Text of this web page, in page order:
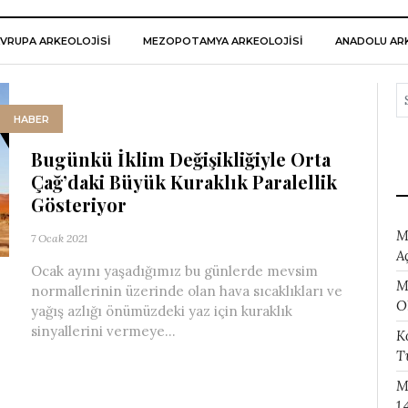
ARKEOLOJISI MEZOPOTAMYA ARKEOLOJISI ANADOLU
HABER
Bugünkü İklim Değişikliğiyle Orta
Çağ’daki Büyük Kuraklık Paralellik
Gösteriyor
7 Ocak 2021
Ocak ayını yaşadığımız bu günlerde mevsim
normallerinin üzerinde olan hava sıcaklıkları ve
yağış azlığı önümüzdeki yaz için kuraklık
sinyallerini vermeye...